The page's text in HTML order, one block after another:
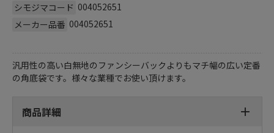
シモジマコード 004052651
メーカー品番 004052651
汎用性の高い白無地のファンシーバックよりもマチ幅の広い定番
の角底袋です。様々な業種でお使い頂けます。
商品詳細